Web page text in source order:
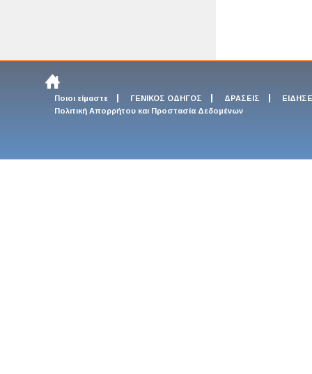
Ποιοι είμαστε ΓΕΝΙΚΟΣ ΟΔΗΓΟΣ ΔΡΑΣΕΙΣ
Πολιτική Απορρήτου και Προστασία Δεδομένων